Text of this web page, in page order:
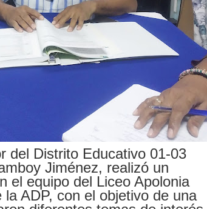
del Distrito Educativo 01-03
Jiménez, realizó un
el equipo del Liceo Apolonia
ADP, con el objetivo de una